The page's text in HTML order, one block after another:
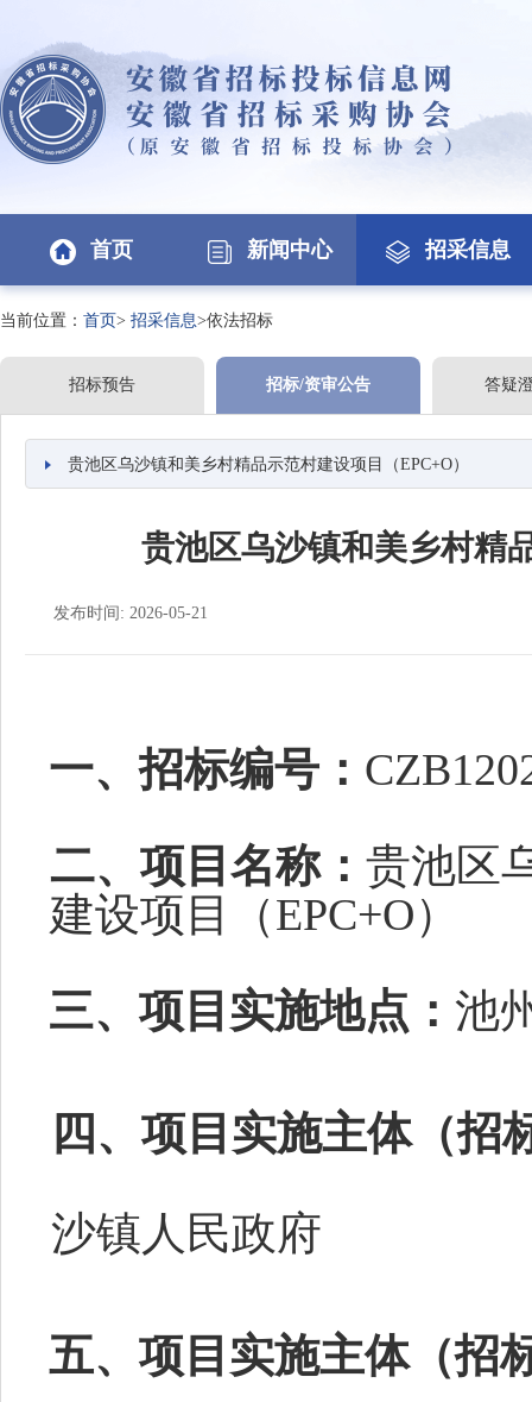
首页 新闻中心 招采信息
当前位置： 首页> 招采信息>依法招标
招标预告 招标/资审公告 答疑
贵池区乌沙镇和美乡村精品示范村建设项目（EPC+O）
贵池区乌沙镇和美乡村精
发布时间: 2026-05-21
一、招标编号：
二、项目名称： 贵池区
建设项目（EPC+O）
三、项目实施地点： 池
四、项目实施主体（招
沙镇人民政府
五、项目实施主体（招